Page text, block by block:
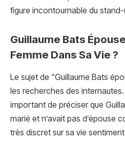
figure incontournable du
Guillaume Bats
Femme Dans Sa Vie ?
Le sujet de “Guillaume Bats
les recherches des
important de préciser que
marié et n’avait pas d’épouse
très discret sur sa vie